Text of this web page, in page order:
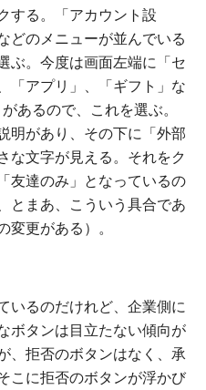
する。「アカウント設
どのメニューが並んでいる
ぶ。今度は画面左端に「セ
「アプリ」、「ギフト」な
あるので、これを選ぶ。
明があり、その下に「外部
な文字が見える。それをク
友達のみ」となっているの
とまあ、こういう具合であ
変更がある）。
いるのだけれど、企業側に
ボタンは目立たない傾向が
、拒否のボタンはなく、承
こに拒否のボタンが浮かび